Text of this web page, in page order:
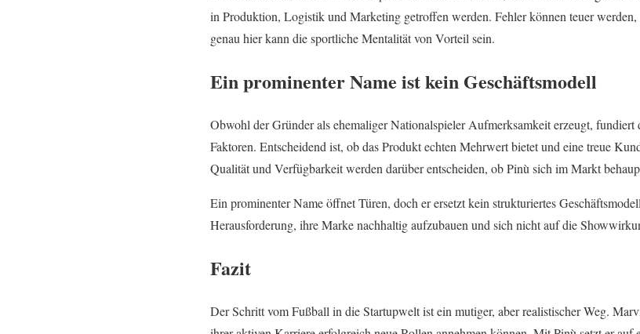
in Produktion, Logistik und Marketing getroffen werden. Fehler können teuer
genau hier kann die sportliche Mentalität von Vorteil sein.
Ein prominenter Name ist kein Geschäftsmodell
Obwohl der Gründer als ehemaliger Nationalspieler Aufmerksamkeit erzeugt,
Faktoren. Entscheidend ist, ob das Produkt echten Mehrwert bietet und eine treue
Qualität und Verfügbarkeit werden darüber entscheiden, ob Pinù sich im Markt
Ein prominenter Name öffnet Türen, doch er ersetzt kein strukturiertes
Herausforderung, ihre Marke nachhaltig aufzubauen und sich nicht auf die
Fazit
Der Schritt vom Fußball in die Startupwelt ist ein mutiger, aber realistischer Weg.